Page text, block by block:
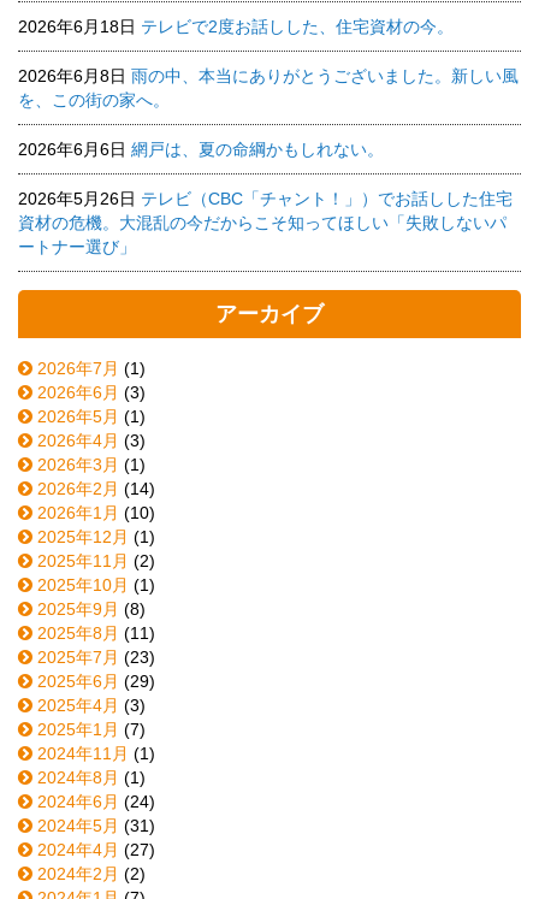
2026年6月18日 テレビで2度お話しした、住宅資材の今。
2026年6月8日 雨の中、本当にありがとうございました。新しい風
を、この街の家へ。
2026年6月6日 網戸は、夏の命綱かもしれない。
2026年5月26日 テレビ（CBC「チャント！」）でお話しした住宅
資材の危機。大混乱の今だからこそ知ってほしい「失敗しないパ
ートナー選び」
アーカイブ
2026年7月 (1)
2026年6月 (3)
2026年5月 (1)
2026年4月 (3)
2026年3月 (1)
2026年2月 (14)
2026年1月 (10)
2025年12月 (1)
2025年11月 (2)
2025年10月 (1)
2025年9月 (8)
2025年8月 (11)
2025年7月 (23)
2025年6月 (29)
2025年4月 (3)
2025年1月 (7)
2024年11月 (1)
2024年8月 (1)
2024年6月 (24)
2024年5月 (31)
2024年4月 (27)
2024年2月 (2)